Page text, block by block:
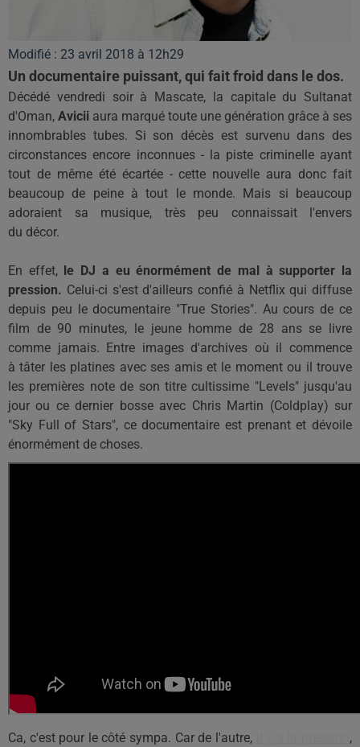
Modifié : 23 avril 2018 à 12h29
Un documentaire puissant, qui fait froid dans le dos.
Décédé vendredi soir à Mascate, la capitale du Sultanat
d'Oman, Avicii aura marqué toute une génération grâce à ses
innombrables tubes. Si son décès est survenu dans des
circonstances encore inconnues - la piste criminelle ayant
tout de même été écartée - cette nouvelle aura donc fait
beaucoup de peine à tout le monde.
Mais si beaucoup
adoraient sa musique, très peu
connaissait l'envers
du décor.
En effet,le DJ a eu énormément de mal à supporter la
pression. Celui-ci s'est d'ailleurs confié à Netflix qui diffuse
depuis peu le documentaire "True Stories". Au cours de ce
film de 90 minutes, le jeune homme de 28 ans se livre
comme jamais.
Entre images d'archives où il commence
à tâter les platines avec ses amis et le moment ou il trouve
les premières note de son titre cultissime "Levels" jusqu'au
jour ou ce dernier bosse avec Chris Martin (Coldplay) sur
"Sky Full of Stars", ce documentaire est prenant et dévoile
énormément de choses.
Ca, c'est pour le côté sympa. Car de l'autre,
,